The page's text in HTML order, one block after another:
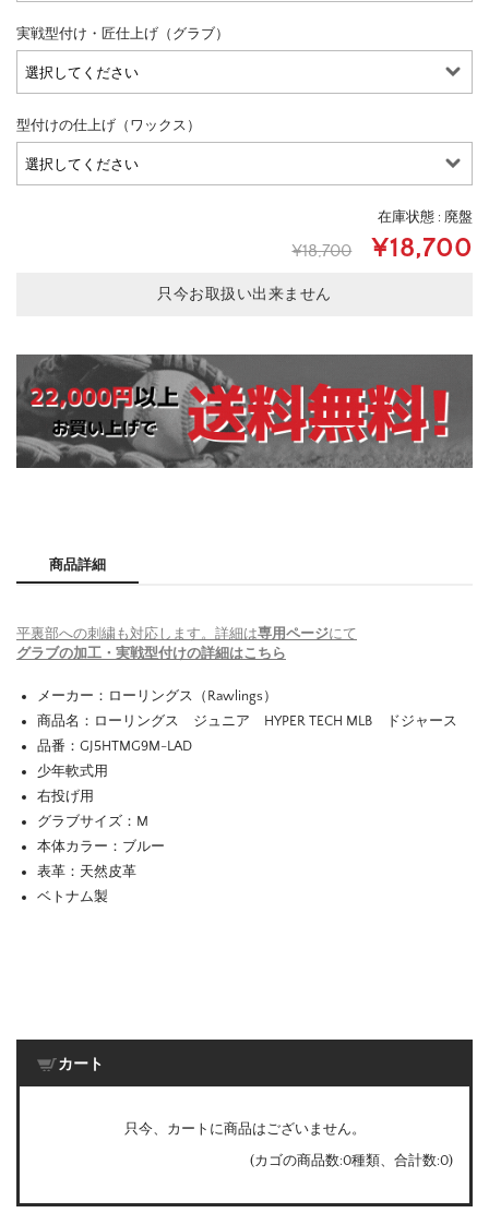
実戦型付け・匠仕上げ（グラブ）
型付けの仕上げ（ワックス）
在庫状態 : 廃盤
¥18,700 ¥18,700
只今お取扱い出来ません
商品詳細
平裏部への刺繍も対応します。詳細は専用ページにて
グラブの加工・実戦型付けの詳細はこちら
メーカー：ローリングス（Rawlings）
商品名：ローリングス ジュニア HYPER TECH MLB ドジャース
品番：GJ5HTMG9M-LAD
少年軟式用
右投げ用
グラブサイズ：M
本体カラー：ブルー
表革：天然皮革
ベトナム製
カート
只今、カートに商品はございません。
(カゴの商品数:0種類、合計数:0)